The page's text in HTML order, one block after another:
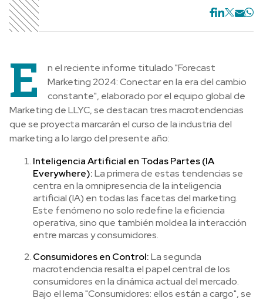
E
n el reciente informe titulado "Forecast
Marketing 2024: Conectar en la era del cambio
constante", elaborado por el equipo global de
Marketing de LLYC, se destacan tres macrotendencias
que se proyecta marcarán el curso de la industria del
marketing a lo largo del presente año:
Inteligencia Artificial en Todas Partes (IA
Everywhere):La primera de estas tendencias se
centra en la omnipresencia de la inteligencia
artificial (IA) en todas las facetas del marketing.
Este fenómeno no solo redefine la eficiencia
operativa, sino que también moldea la interacción
entre marcas y consumidores.
Consumidores en Control:La segunda
macrotendencia resalta el papel central de los
consumidores en la dinámica actual del mercado.
Bajo el lema "Consumidores: ellos están a cargo", se